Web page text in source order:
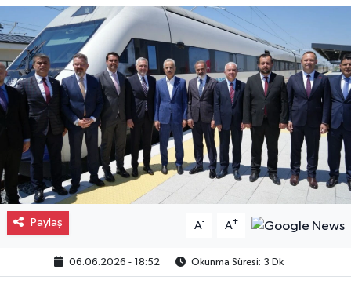
Paylaş A- A+
06.06.2026 - 18:52 Okunma Süresi: 3 Dk
Eğitim